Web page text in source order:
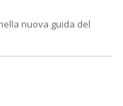
nuova guida del